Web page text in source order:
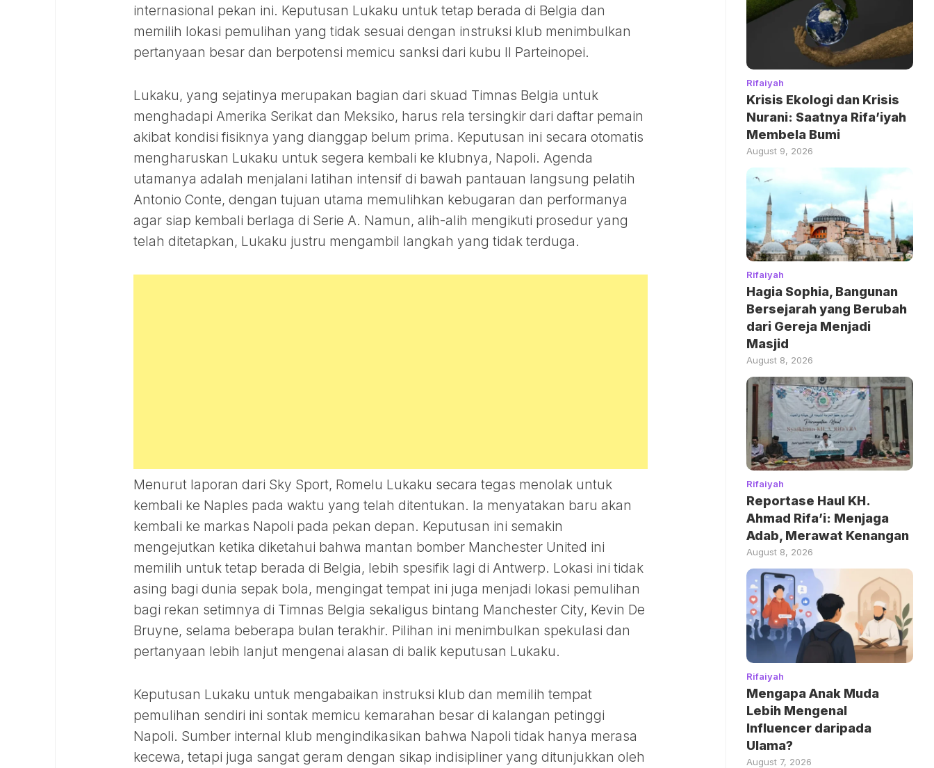
internasional pekan ini. Keputusan Lukaku untuk tetap berada di Belgia dan
memilih lokasi pemulihan yang tidak sesuai dengan instruksi klub menimbulkan
pertanyaan besar dan berpotensi memicu sanksi dari kubu Il Parteinopei.
Lukaku, yang sejatinya merupakan bagian dari skuad Timnas Belgia untuk
menghadapi Amerika Serikat dan Meksiko, harus rela tersingkir dari daftar pemain
akibat kondisi fisiknya yang dianggap belum prima. Keputusan ini secara otomatis
mengharuskan Lukaku untuk segera kembali ke klubnya, Napoli. Agenda
utamanya adalah menjalani latihan intensif di bawah pantauan langsung pelatih
Antonio Conte, dengan tujuan utama memulihkan kebugaran dan performanya
agar siap kembali berlaga di Serie A. Namun, alih-alih mengikuti prosedur yang
telah ditetapkan, Lukaku justru mengambil langkah yang tidak terduga.
Menurut laporan dari Sky Sport, Romelu Lukaku secara tegas menolak untuk
kembali ke Naples pada waktu yang telah ditentukan. Ia menyatakan baru akan
kembali ke markas Napoli pada pekan depan. Keputusan ini semakin
mengejutkan ketika diketahui bahwa mantan bomber Manchester United ini
memilih untuk tetap berada di Belgia, lebih spesifik lagi di Antwerp. Lokasi ini tidak
asing bagi dunia sepak bola, mengingat tempat ini juga menjadi lokasi pemulihan
bagi rekan setimnya di Timnas Belgia sekaligus bintang Manchester City, Kevin De
Bruyne, selama beberapa bulan terakhir. Pilihan ini menimbulkan spekulasi dan
pertanyaan lebih lanjut mengenai alasan di balik keputusan Lukaku.
Keputusan Lukaku untuk mengabaikan instruksi klub dan memilih tempat
pemulihan sendiri ini sontak memicu kemarahan besar di kalangan petinggi
Napoli. Sumber internal klub mengindikasikan bahwa Napoli tidak hanya merasa
kecewa, tetapi juga sangat geram dengan sikap indisipliner yang ditunjukkan oleh
Rifaiyah
Krisis Ekologi dan Krisis
Nurani: Saatnya Rifa’iyah
Membela Bumi
August 9, 2026
Rifaiyah
Hagia Sophia, Bangunan
Bersejarah yang Berubah
dari Gereja Menjadi
Masjid
August 8, 2026
Rifaiyah
Reportase Haul KH.
Ahmad Rifa’i: Menjaga
Adab, Merawat Kenangan
August 8, 2026
Rifaiyah
Mengapa Anak Muda
Lebih Mengenal
Influencer daripada
Ulama?
August 7, 2026